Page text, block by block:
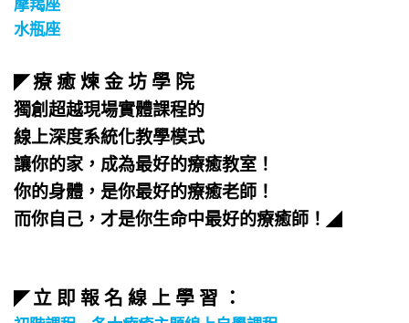
水瓶座
◤療 癒 煉 金 坊 學 院
獨創超越現場實體課程的
線上深度系統化教學模式
讓你的家，成為最好的療癒教室！
你的身體，是你最好的療癒老師！
而你自己，才是你生命中最好的療癒師！ ◢
◤立 即 報 名 線 上 學 習 ：